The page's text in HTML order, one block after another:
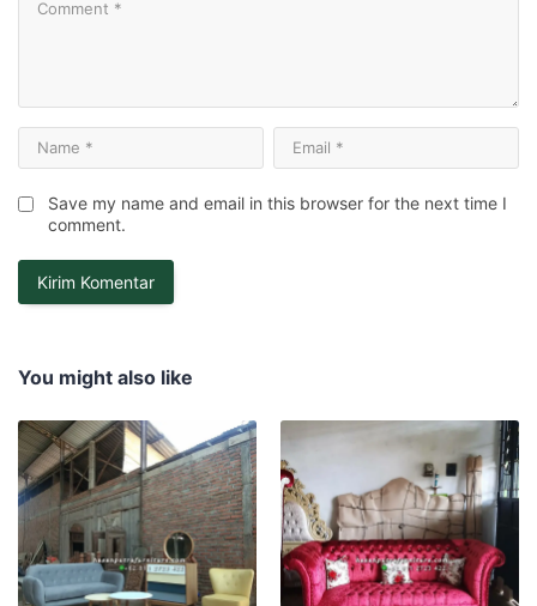
Save my name and email in this browser for the next time I
comment.
You might also like